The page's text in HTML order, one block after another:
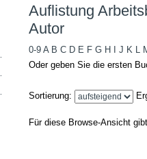
Auflistung
Autor
0-9 A B C D E F G H J K L
Oder geben Sie die ersten
Sortierung:
Für diese Browse-Ansicht